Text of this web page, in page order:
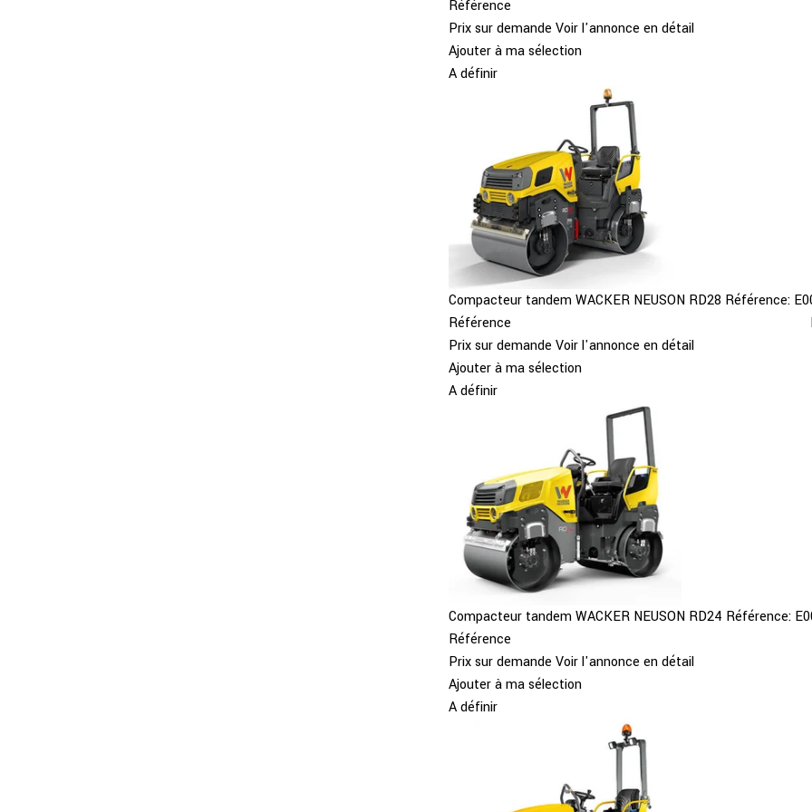
Référence
Prix sur demandeVoir l'annonce en détail
Ajouter à ma sélection
A définir
Compacteur tandem WACKER NEUSON RD28 Référence:
Référence
Prix sur demandeVoir l'annonce en détail
Ajouter à ma sélection
A définir
Compacteur tandem WACKER NEUSON RD24 Référence:
Référence
Prix sur demandeVoir l'annonce en détail
Ajouter à ma sélection
A définir